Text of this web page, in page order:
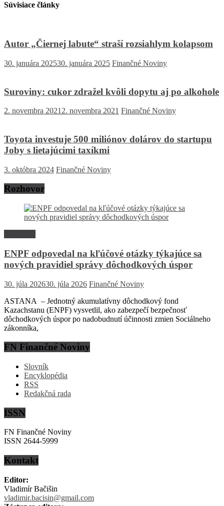
Súvisiace články
Autor „Čiernej labute“ straší rozsiahlym kolapsom
30. januára 202530. januára 2025 Finančné Noviny
Suroviny: cukor zdražel kvôli dopytu aj po alkohole
2. novembra 2021 2. novembra 2021 Finančné Noviny
Toyota investuje 500 miliónov dolárov do startupu
Joby s lietajúcimi taxíkmi
3. októbra 2024 Finančné Noviny
Rozhovor
ENPF odpovedal na kľúčové otázky týkajúce sa
nových pravidiel správy dôchodkových úspor
30. júla 202630. júla 2026 Finančné Noviny
ASTANA – Jednotný akumulatívny dôchodkový fond
Kazachstanu (ENPF) vysvetlil, ako zabezpečí bezpečnosť
dôchodkových úspor po nadobudnutí účinnosti zmien Sociálneho
zákonníka,
FN Finančné Noviny
Slovník
Encyklopédia
RSS
Redakčná rada
ISSN
FN Finančné Noviny
ISSN 2644-5999
Kontakt
Editor:
Vladimír Bačišin
vladimir.bacisin@gmail.com